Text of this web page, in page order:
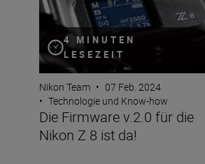
4 MINUTEN
LESEZEIT
Nikon Team • 07 Feb. 2024
• Technologie und Know-how
Die Firmware v.2.0 für die
Nikon Z 8 ist da!